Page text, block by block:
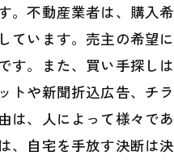
不動産業者は、購入
ています。売主の希望
す。また、買い手探し
トや新聞折込広告、チ
、人によって様々であ
自宅を手放す決断は